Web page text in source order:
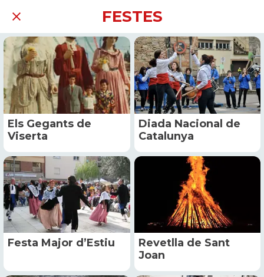
FESTES
Els Gegants de
Viserta
Diada Nacional de
Catalunya
Festa Major d’Estiu
Revetlla de Sant
Joan